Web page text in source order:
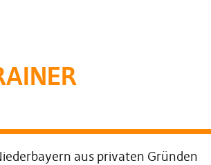
aus privaten Gründen